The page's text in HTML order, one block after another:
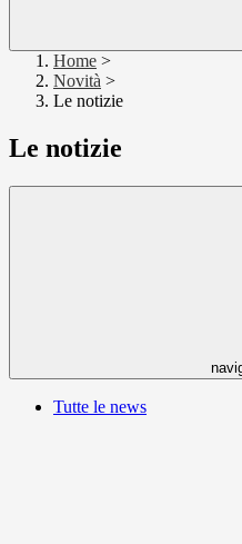
Home >
Novità >
Le notizie
Le notizie
Tutte le news